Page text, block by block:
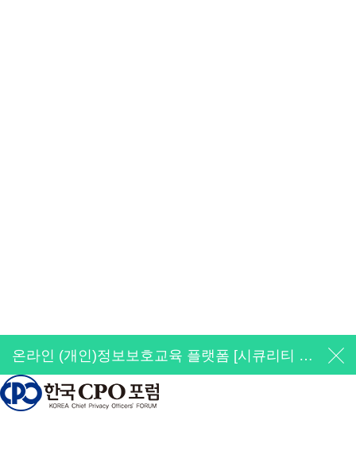
온라인 (개인)정보보호교육 플랫폼 [시큐리티 에듀팜]의 공식 오픈을 알립니다.
제143차 Privacy Round Up 안내